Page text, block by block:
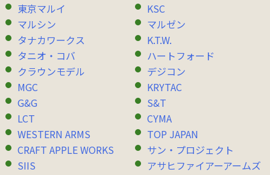
東京マルイ
KSC
マルシン
マルゼン
タナカワークス
K.T.W.
タニオ・コバ
ハートフォード
クラウンモデル
デジコン
MGC
KRYTAC
G&G
S&T
LCT
CYMA
WESTERN ARMS
TOP JAPAN
CRAFT APPLE WORKS
サン・プロジェクト
SIIS
アサヒファイアーアームズ